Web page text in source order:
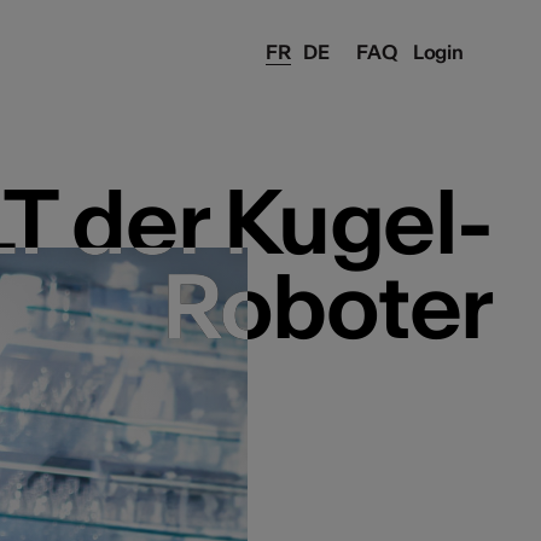
FAQ Login
FR DE
der Kugel-
Roboter
der Kugel-
Roboter